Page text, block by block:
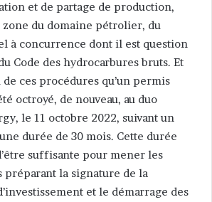
et de partage de production,
du domaine pétrolier, du
à concurrence dont il est question
Code des hydrocarbures bruts. Et
de ces procédures qu’un permis
octroyé, de nouveau, au duo
le 11 octobre 2022, suivant un
durée de 30 mois. Cette durée
suffisante pour mener les
préparant la signature de la
et le démarrage des